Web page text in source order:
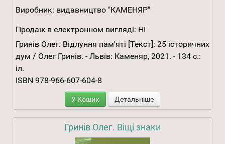
Виробник: видавництво "КАМЕНЯР"
Продаж в електронном вигляді: НІ
Гринів Олег. Відлуння пам'яті [Текст]: 25 історичних
дум / Олег Гринів. - Львів: Каменяр, 2021. - 134 с.:
іл.
ISBN 978-966-607-604-8
У Кошик Детальніше
Гринів Олег. Віщі знаки